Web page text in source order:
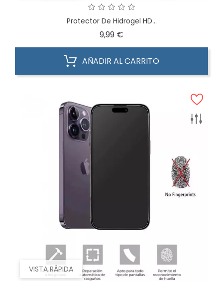
Protector De Hidrogel HD...
9,99 €
AÑADIR AL CARRITO
VISTA RÁPIDA